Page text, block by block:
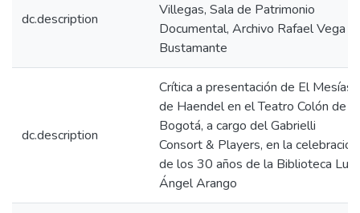
dc.description
Villegas, Sala de Patrimonio
Documental, Archivo Rafael Vega
Bustamante
dc.description
Crítica a presentación de El Mesías
de Haendel en el Teatro Colón de
Bogotá, a cargo del Gabrielli
Consort & Players, en la celebración
de los 30 años de la Biblioteca Luis
Ángel Arango